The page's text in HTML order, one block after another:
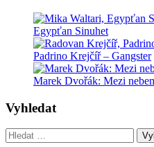
Egypťan Sinuhet
Padrino Krejčíř – Gangster
Marek Dvořák: Mezi
Vyhledat
Vyhledat: